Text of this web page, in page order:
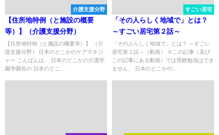
介護支援分野
【住所地特例（と施設の概要
等）】（介護支援分野）
【住所地特例（と施設の概要等）】 （介
護支援分野） 日本のどこかのケアマネジ
ャー こんばんは。 日本のどこかの介護学
園学園長の 日本のどこ...
すごい居宅
「その人らしく地域で」とは？
～すごい居宅第２話～
「その人らしく地域で」とは？ ～すごい
居宅第２話～（動画） ※この記事（及び
この記事にある動画）では受験勉強はでき
ません。 日本のどこかの...